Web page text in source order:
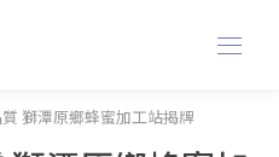
獅潭原鄉蜂蜜加工站揭牌